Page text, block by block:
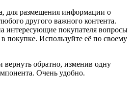
для размещения информации о
другого важного контента.
интересующие покупателя вопросы
покупке. Используйте её по своему
вернуть обратно, изменив одну
Очень удобно.